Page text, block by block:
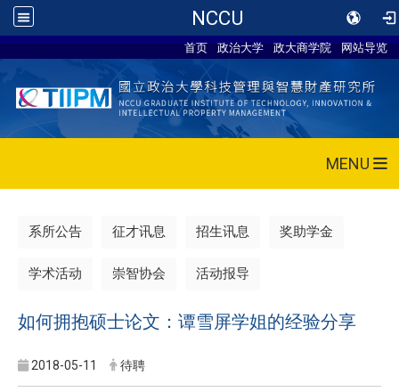
NCCU
首页 政治大学 政大商学院 网站导览
MENU
系所公告 征才讯息 招生讯息 奖助学金
学术活动 崇智协会 活动报导
如何拥抱硕士论文：谭雪屏学姐的经验分享
2018-05-11 待聘